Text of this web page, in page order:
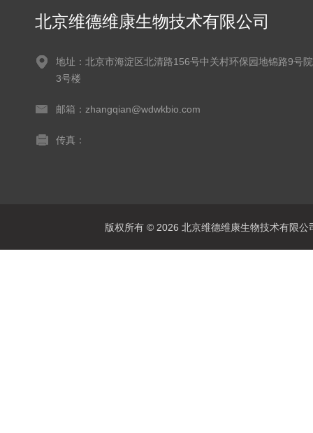
北京维德维康生物技术有限公司
地址：北京市海淀区北清路156号中关村环保园地锦路9号院
3号楼
邮箱：zhangqian@wdwkbio.com
传真：
版权所有 © 2026 北京维德维康生物技术有